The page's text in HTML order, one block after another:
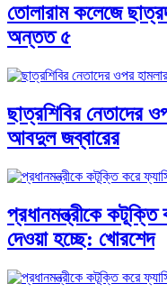
তোলারাম কলেজে
অন্তত ৫
ছাত্রশিবির নেতাদের
আবদুল জব্বারের
প্রধানমন্ত্রীকে
দেওয়া হচ্ছে: খোরশেদ